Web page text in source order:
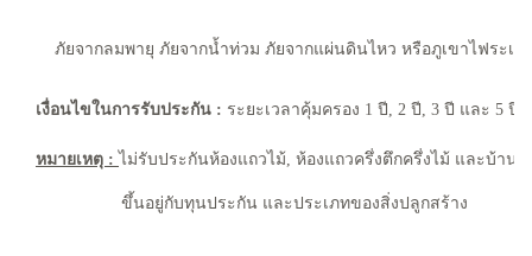
ภัยจากลมพายุ ภัยจากน้ำท่วม ภัยจากแผ่นดินไหว หรือภูเขาไฟระเ
เงื่อนไขในการรับประกัน : ระยะเวลาคุ้มครอง 1 ปี, 2 ปี, 3 ปี และ 5 ปี
หมายเหตุ : ไม่รับประกันห้องแถวไม้, ห้องแถวครึ่งตึกครึ่งไม้ และบ้าน
ขึ้นอยู่กับทุนประกัน และประเภทของสิ่งปลูกสร้าง